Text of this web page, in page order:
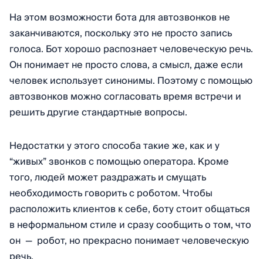
На этом возможности бота для автозвонков не
заканчиваются, поскольку это не просто запись
голоса. Бот хорошо распознает человеческую речь.
Он понимает не просто слова, а смысл, даже если
человек использует синонимы. Поэтому с помощью
автозвонков можно согласовать время встречи и
решить другие стандартные вопросы.
Недостатки у этого способа такие же, как и у
“живых” звонков с помощью оператора. Кроме
того, людей может раздражать и смущать
необходимость говорить с роботом. Чтобы
расположить клиентов к себе, боту стоит общаться
в неформальном стиле и сразу сообщить о том, что
он — робот, но прекрасно понимает человеческую